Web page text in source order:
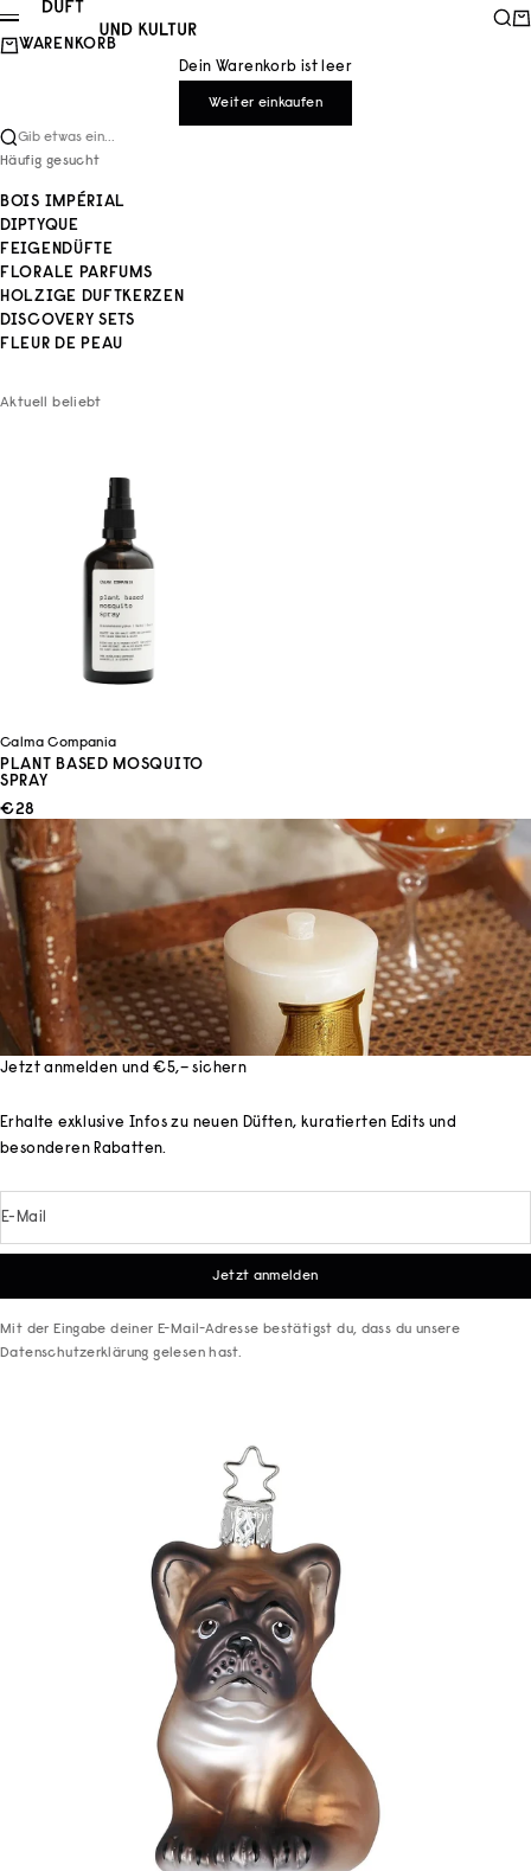
Zum Inhalt springen
Duft und Kultur
Menü
WARENKORB
Dein Warenkorb ist leer
Weiter einkaufen
Gib etwas ein...
Häufig gesucht
BOIS IMPÉRIAL
DIPTYQUE
FEIGENDÜFTE
FLORALE PARFUMS
HOLZIGE DUFTKERZEN
DISCOVERY SETS
FLEUR DE PEAU
Aktuell beliebt
Calma Compania
PLANT BASED MOSQUITO
SPRAY
ANGEBOT
€28
Jetzt anmelden und €5,– sichern
Erhalte exklusive Infos zu neuen Düften, kuratierten Edits und
besonderen Rabatten.
E-Mail
Jetzt anmelden
Mit der Eingabe deiner E-Mail-Adresse bestätigst du, dass du unsere
Datenschutzerklärung gelesen hast.